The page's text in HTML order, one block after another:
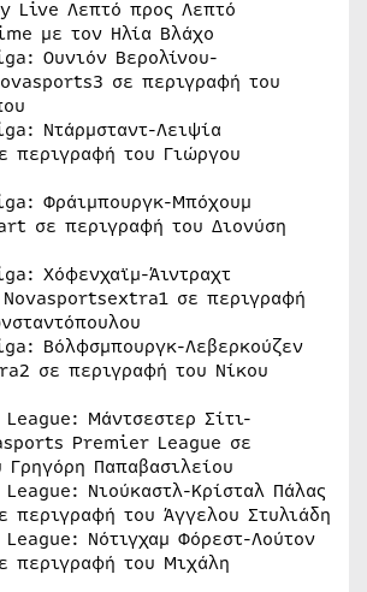
Live Λεπτό προς Λεπτό
με τον Ηλία Βλάχο
Ουνιόν Βερολίνου-
σε περιγραφή του
Ντάρμσταντ-Λειψία
περιγραφή του Γιώργου
Φράιμπουργκ-Μπόχουμ
σε περιγραφή του Διονύση
Χόφενχαϊμ-Άιντραχτ
σε περιγραφή
Βόλφσμπουργκ-Λεβερκούζεν
σε περιγραφή του Νίκου
Μάντσεστερ Σίτι-
Premier League σε
Παπαβασιλείου
Νιούκαστλ-Κρίσταλ Πάλας
περιγραφή του Άγγελου Στυλιάδη
Νότιγχαμ Φόρεστ-Λούτον
περιγραφή του Μιχάλη